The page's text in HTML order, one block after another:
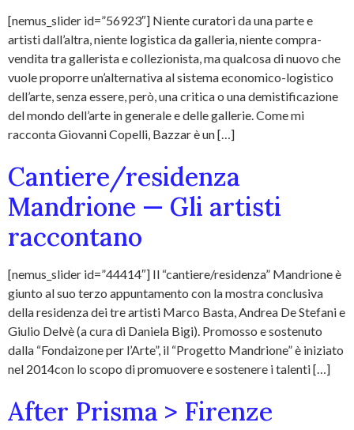
[nemus_slider id=”56923″] Niente curatori da una parte e
artisti dall’altra, niente logistica da galleria, niente compra-
vendita tra gallerista e collezionista, ma qualcosa di nuovo che
vuole proporre un’alternativa al sistema economico-logistico
dell’arte, senza essere, però, una critica o una demistificazione
del mondo dell’arte in generale e delle gallerie. Come mi
racconta Giovanni Copelli, Bazzar è un […]
Cantiere/residenza
Mandrione — Gli artisti
raccontano
[nemus_slider id=”44414″] Il “cantiere/residenza” Mandrione è
giunto al suo terzo appuntamento con la mostra conclusiva
della residenza dei tre artisti Marco Basta, Andrea De Stefani e
Giulio Delvè (a cura di Daniela Bigi). Promosso e sostenuto
dalla “Fondaizone per l’Arte”, il “Progetto Mandrione” è iniziato
nel 2014con lo scopo di promuovere e sostenere i talenti […]
After Prisma > Firenze